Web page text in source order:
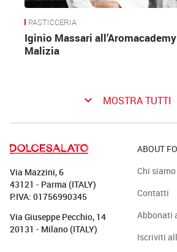
PASTICCERIA
Iginio Massari
Malizia
keyboard_arrow_down MOSTRA TUTTI
Via Mazzini, 6
43121 - Parma (ITALY)
P.IVA: 01756990345
Via Giuseppe Pecchio, 14
20131 - Milano (ITALY)
ABOUT
Chi siamo
Contatti
Abbonati
Iscriviti